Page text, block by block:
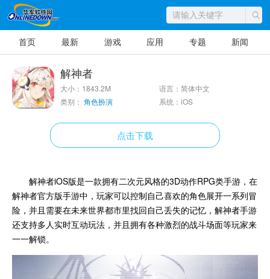
首页 最新 游戏 应用 专题 新闻
解神者
大小：1843.2M
语言：简体中文
类别： 角色扮演 系统：iOS
点击下载
解神者iOS版是一款拥有二次元风格的3D动作RPG类手游，在
解神者官方版手游中，玩家可以控制自己喜欢的角色展开一系列冒
险，并且需要在未来世界都市里找回自己丢失的记忆，解神者手游
还支持多人实时互动玩法，并且拥有各种激烈的战斗场面等玩家来
一一解锁。